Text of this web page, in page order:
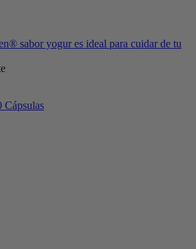
sabor yogur es ideal para cuidar de tu